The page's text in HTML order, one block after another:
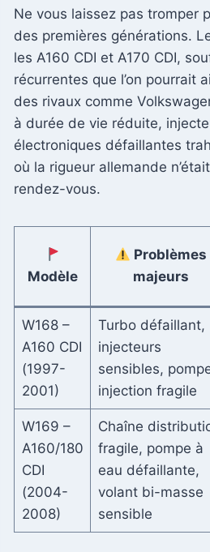
Ne vous laissez pas tromper
des premières générations.
les A160 CDI et A170 CDI,
récurrentes que l’on pourrait
des rivaux comme
à durée de vie réduite,
électroniques défaillantes
où la rigueur allemande
rendez-vous.
Modèle
Problèmes
majeurs
W168 –
A160 CDI
(1997-
2001)
Turbo défaillant,
injecteurs
sensibles,
injection fragile
W169 –
A160/180
CDI
(2004-
2008)
Chaîne
fragile, pompe à
eau défaillante,
volant bi-masse
sensible